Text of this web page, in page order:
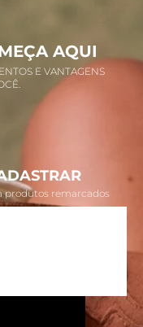
AQUI
E VANTAGENS
produtos remarcados